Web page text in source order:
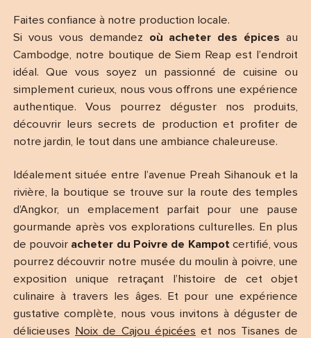
Faites confiance à notre production locale.
Si vous vous demandez où acheter des épices au
Cambodge, notre boutique de Siem Reap est l’endroit
idéal. Que vous soyez un passionné de cuisine ou
simplement curieux, nous vous offrons une expérience
authentique. Vous pourrez déguster nos produits,
découvrir leurs secrets de production et profiter de
notre jardin, le tout dans une ambiance chaleureuse.
Idéalement située entre l’avenue Preah Sihanouk et la
rivière, la boutique se trouve sur la route des temples
d’Angkor, un emplacement parfait pour une pause
gourmande après vos explorations culturelles. En plus
de pouvoir acheter du Poivre de Kampotcertifié, vous
pourrez découvrir notre musée du moulin à poivre, une
exposition unique retraçant l’histoire de cet objet
culinaire à travers les âges. Et pour une expérience
gustative complète, nous vous invitons à déguster de
délicieuses
Noix de Cajou épicées et nos Tisanes de